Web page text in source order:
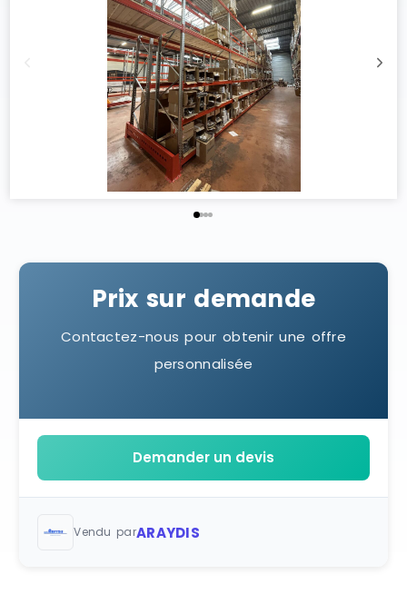
Prix sur demande
Contactez-nous pour obtenir une offre
personnalisée
Demander un devis
Vendu parARAYDIS